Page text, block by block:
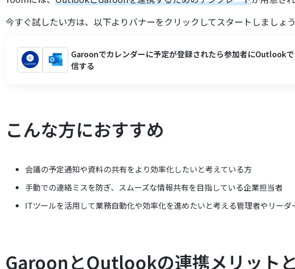
今すぐ試したい方は、以下よりバナーをクリックしてスタートしましょう
Garoonでカレンダーに予定が登録されたら参加者にOutlook
信する
こんな方におすすめ
会議の予定通知や資料の共有をより効率化したいと考えている方
手動での連絡ミスを防ぎ、スムーズな情報共有を目指している企業担当者
ITツールを活用して業務自動化や効率化を進めたいと考える管理者やリーダ
GaroonとOutlookの連携メリット